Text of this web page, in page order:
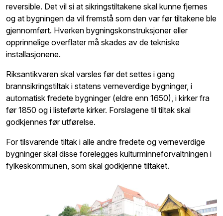
reversible. Det vil si at sikringstiltakene skal kunne fjernes
og at bygningen da vil fremstå som den var før tiltakene ble
gjennomført. Hverken bygningskonstruksjoner eller
opprinnelige overflater må skades av de tekniske
installasjonene.
Riksantikvaren skal varsles før det settes i gang
brannsikringstiltak i statens verneverdige bygninger, i
automatisk fredete bygninger (eldre enn 1650), i kirker fra
før 1850 og i listeførte kirker. Forslagene til tiltak skal
godkjennes før utførelse.
For tilsvarende tiltak i alle andre fredete og verneverdige
bygninger skal disse forelegges kulturminneforvaltningen i
fylkeskommunen, som skal godkjenne tiltaket.